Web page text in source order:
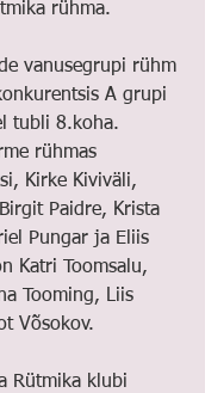
rühma.
vanusegrupi rühm
A grupi
tubli 8.koha.
rühmas
Kirke Kiviväli,
Paidre, Krista
Pungar ja Eliis
Katri Toomsalu,
Tooming, Liis
Võsokov.
Rütmika klubi